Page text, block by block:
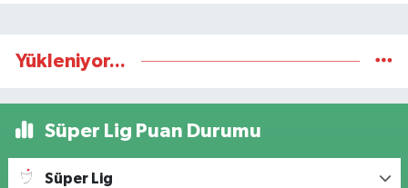
Yükleniyor...
Süper Lig Puan Durumu
Süper Lig